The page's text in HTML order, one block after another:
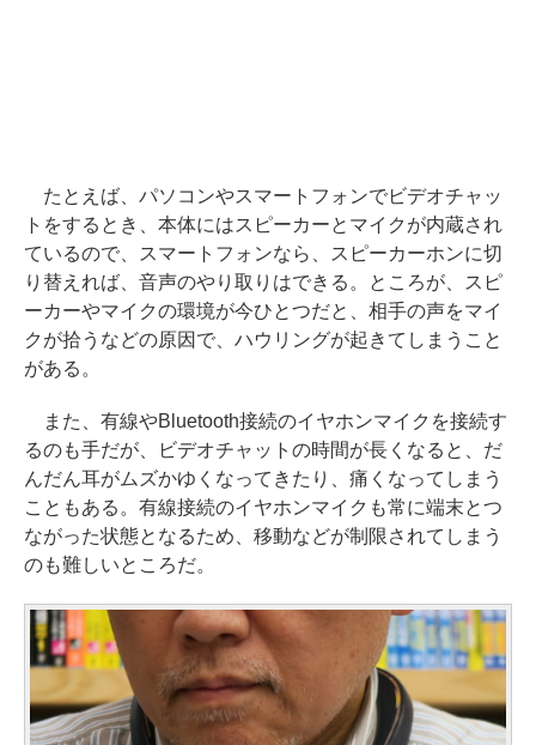
たとえば、パソコンやスマートフォンでビデオチャッ
トをするとき、本体にはスピーカーとマイクが内蔵され
ているので、スマートフォンなら、スピーカーホンに切
り替えれば、音声のやり取りはできる。ところが、スピ
ーカーやマイクの環境が今ひとつだと、相手の声をマイ
クが拾うなどの原因で、ハウリングが起きてしまうこと
がある。
また、有線やBluetooth接続のイヤホンマイクを接続す
るのも手だが、ビデオチャットの時間が長くなると、だ
んだん耳がムズかゆくなってきたり、痛くなってしまう
こともある。有線接続のイヤホンマイクも常に端末とつ
ながった状態となるため、移動などが制限されてしまう
のも難しいところだ。